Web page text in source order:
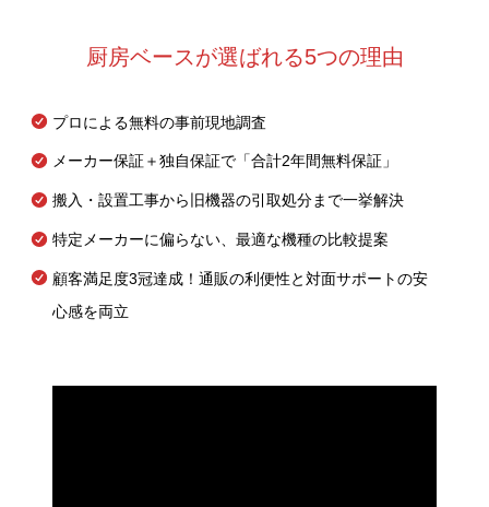
厨房ベースが選ばれる5つの理由
プロによる無料の事前現地調査
メーカー保証＋独自保証で「合計2年間無料保証」
搬入・設置工事から旧機器の引取処分まで一挙解決
特定メーカーに偏らない、最適な機種の比較提案
顧客満足度3冠達成！通販の利便性と対面サポートの安
心感を両立